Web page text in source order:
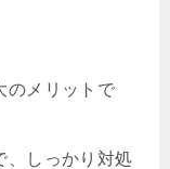
のメリットで
、しっかり対処